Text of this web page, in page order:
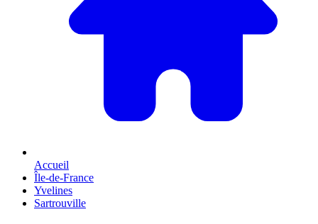
Accueil
Île-de-France
Yvelines
Sartrouville